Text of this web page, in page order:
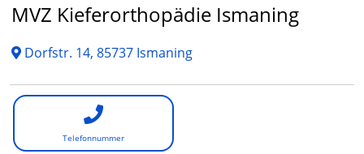
MVZ Kieferorthopädie Ismaning
Dorfstr. 14, 85737 Ismaning
Telefonnummer